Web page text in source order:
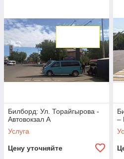
Билборд: Ул. Торайгырова -
Автовокзал А
Услуга
Цену уточняйте
–